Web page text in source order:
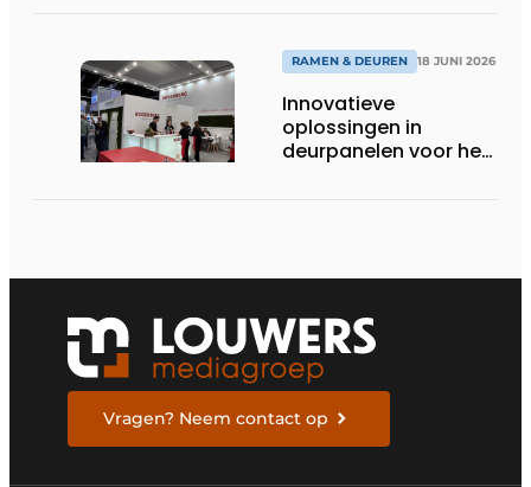
RAMEN & DEUREN 18 JUNI 2026
Innovatieve
oplossingen in
deurpanelen voor het
Vragen? Neem contact op